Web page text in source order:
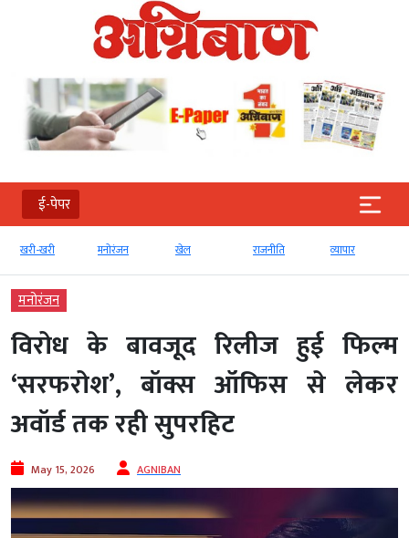
ई-पेपर
खरी-खरी मनोरंजन खेल राजनीति व्‍यापार
मनोरंजन
विरोध के बावजूद रिलीज हुई फिल्म
‘सरफरोश’, बॉक्स ऑफिस से लेकर
अवॉर्ड तक रही सुपरहिट
May 15, 2026 AGNIBAN